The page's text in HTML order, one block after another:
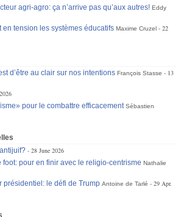
agri-agro: ça n’arrive pas qu’aux autres! Eddy
en tension les systèmes éducatifs Maxime Cruzel
22
d’être au clair sur nos intentions François Stasse
13
pour le combattre efficacement Sébastien
28 June 2026
pour en finir avec le religio-centrisme Nathalie
présidentiel: le défi de Trump Antoine de Tarlé
29 Apr.